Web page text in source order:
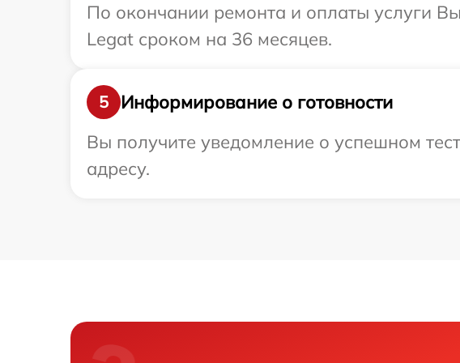
По окончании ремонта и оплаты услуги
Legat сроком на 36 месяцев.
5
Информирование о готовности
Вы получите уведомление о успешном
адресу.